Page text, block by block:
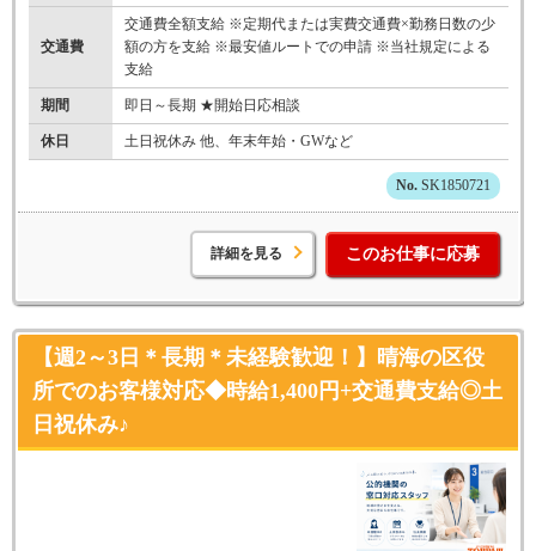
交通費
交通費全額支給 ※定期代または実費交通費×勤務日数の少
額の方を支給 ※最安値ルートでの申請 ※当社規定による
支給
期間 即日～長期 ★開始日応相談
休日 土日祝休み 他、年末年始・GWなど
SK1850721
詳細を見る このお仕事に応募
【週2～3日＊長期＊未経験歓迎！】晴海の区役
所でのお客様対応◆時給1,400円+交通費支給◎土
日祝休み♪